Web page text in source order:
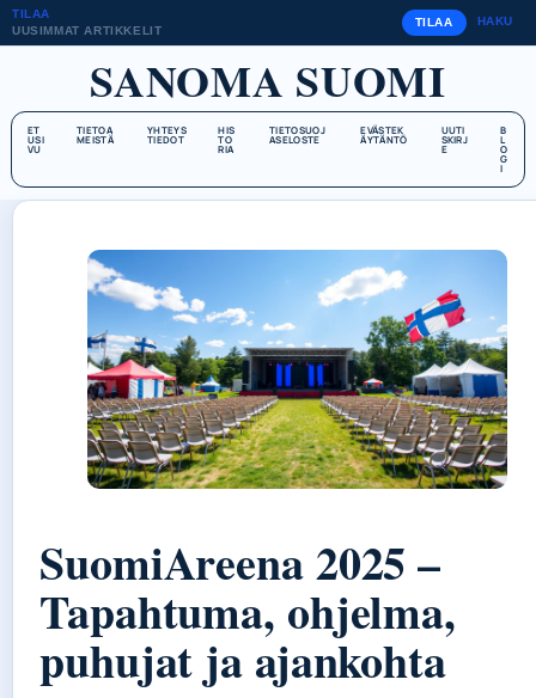
TILAA
UUSIMMAT ARTIKKELIT
TILAA HAKU
SANOMA SUOMI
ET
USI
VU
TIETOA
MEISTÄ
YHTEYS
TIEDOT
HIS
TO
RIA
TIETOSUOJ
ASELOSTE
EVÄSTEK
ÄYTÄNTÖ
UUTI
SKIRJ
E
B
L
O
G
I
SuomiAreena 2025 –
Tapahtuma, ohjelma,
puhujat ja ajankohta